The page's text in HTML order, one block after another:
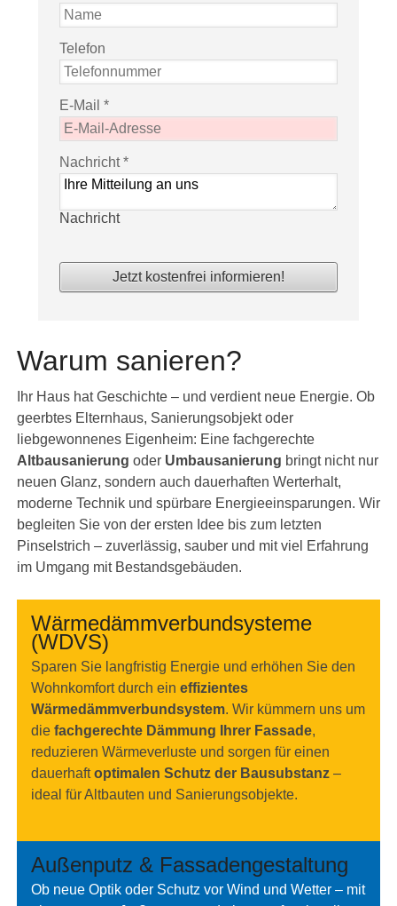
Telefon
E-Mail *
Nachricht*
Nachricht
Jetzt kostenfrei informieren!
Warum sanieren?
Ihr Haus hat Geschichte – und verdient neue Energie. Ob
geerbtes Elternhaus, Sanierungsobjekt oder
liebgewonnenes Eigenheim: Eine fachgerechte
Altbausanierung oder Umbausanierung bringt nicht nur
neuen Glanz, sondern auch dauerhaften Werterhalt,
moderne Technik und spürbare Energieeinsparungen. Wir
begleiten Sie von der ersten Idee bis zum letzten
Pinselstrich – zuverlässig, sauber und mit viel Erfahrung
im Umgang mit Bestandsgebäuden.
Wärmedämmverbundsysteme
(WDVS)
Sparen Sie langfristig Energie und erhöhen Sie den
Wohnkomfort durch ein effizientes
Wärmedämmverbundsystem. Wir kümmern uns um
die fachgerechte Dämmung Ihrer Fassade,
reduzieren Wärmeverluste und sorgen für einen
dauerhaftoptimalen Schutz der Bausubstanz–
ideal für Altbauten und Sanierungsobjekte.
Außenputz & Fassadengestaltung
Ob neue Optik oder Schutz vor Wind und Wetter – mit